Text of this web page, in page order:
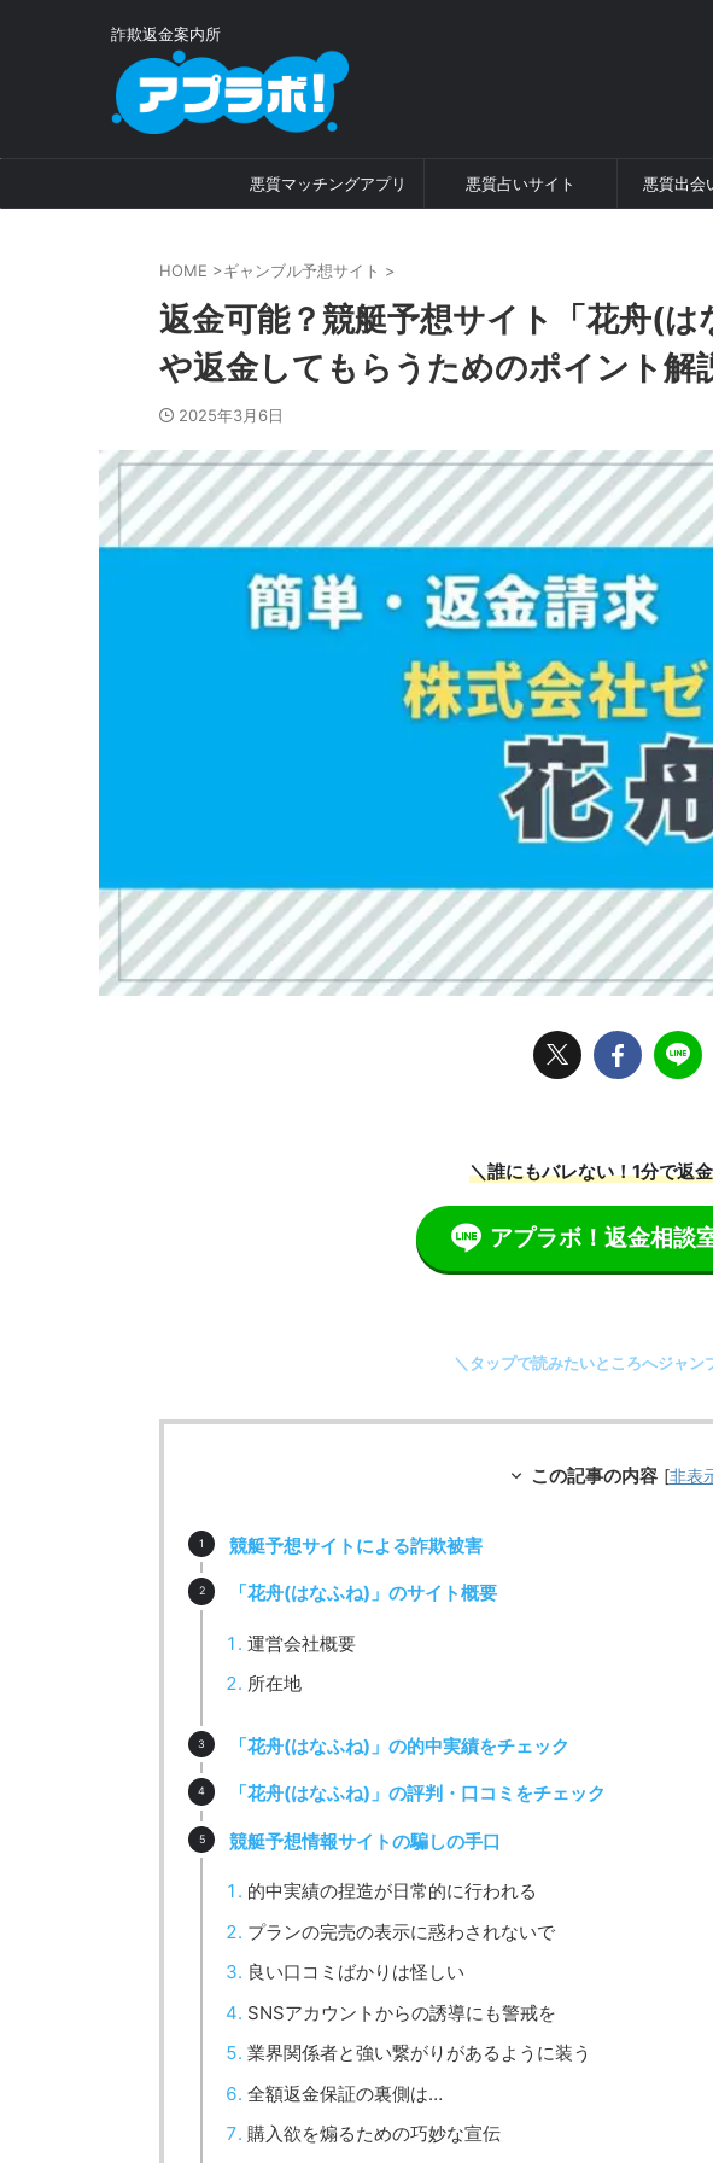
詐欺返金案内所
悪質マッチングアプリ 悪質占いサイト 悪質出会
HOME >ギャンブル予想サイト >
返金可能？競艇予想サイト「花舟(は
や返金してもらうためのポイント解
2025年3月6日
＼誰にもバレない！1分で返
アプラボ！返金相談
＼タップで読みたいところへジャン
この記事の内容 [非表
競艇予想サイトによる詐欺被害
「花舟(はなふね)」のサイト概要
運営会社概要
所在地
「花舟(はなふね)」の的中実績をチェック
「花舟(はなふね)」の評判・口コミをチェック
競艇予想情報サイトの騙しの手口
的中実績の捏造が日常的に行われる
プランの完売の表示に惑わされないで
良い口コミばかりは怪しい
SNSアカウントからの誘導にも警戒を
業界関係者と強い繋がりがあるように装う
全額返金保証の裏側は…
購入欲を煽るための巧妙な宣伝